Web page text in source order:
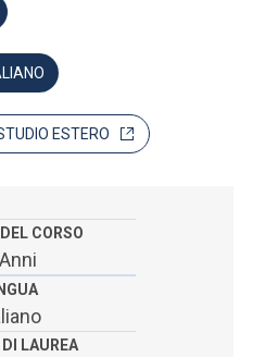
STAFF
ESTERO
CORSO
LAUREA